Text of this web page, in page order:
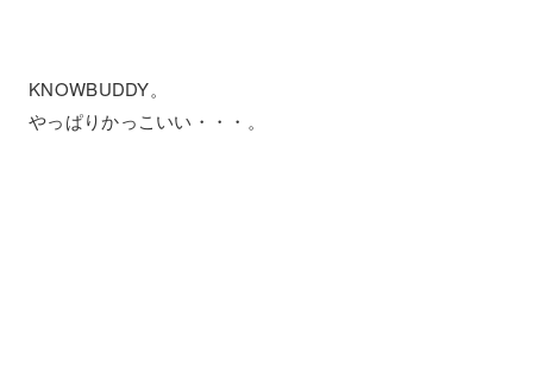
KNOWBUDDY。
やっぱりかっこいい・・・。